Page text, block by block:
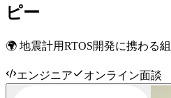
ピー
🌍 地震計用RTOS開発に携わる
エンジニア オンライン面談